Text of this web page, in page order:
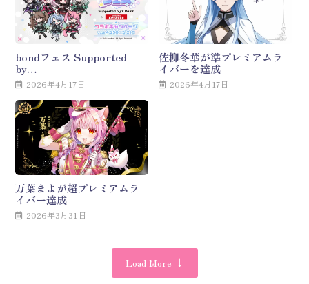
bondフェス Supported
by…
2026年4月17日
佐柳冬華が準プレミアムラ
イバーを達成
2026年4月17日
万葉まよが超プレミアムラ
イバー達成
2026年3月31日
Load More ↓